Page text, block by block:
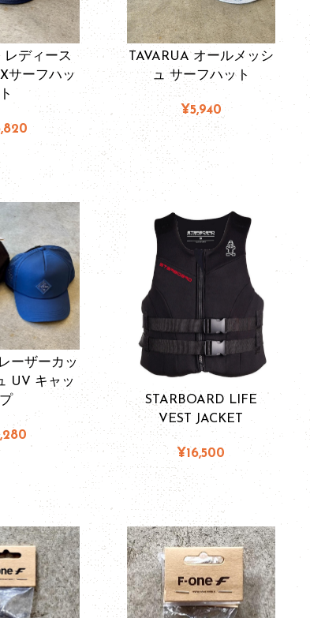
レディース
サーフハッ
ト
TAVARUA オールメッシ
ュ サーフハット
¥5,940
ーザーカッ
UV キャッ
プ
STARBOARD LIFE
VEST JACKET
¥16,500